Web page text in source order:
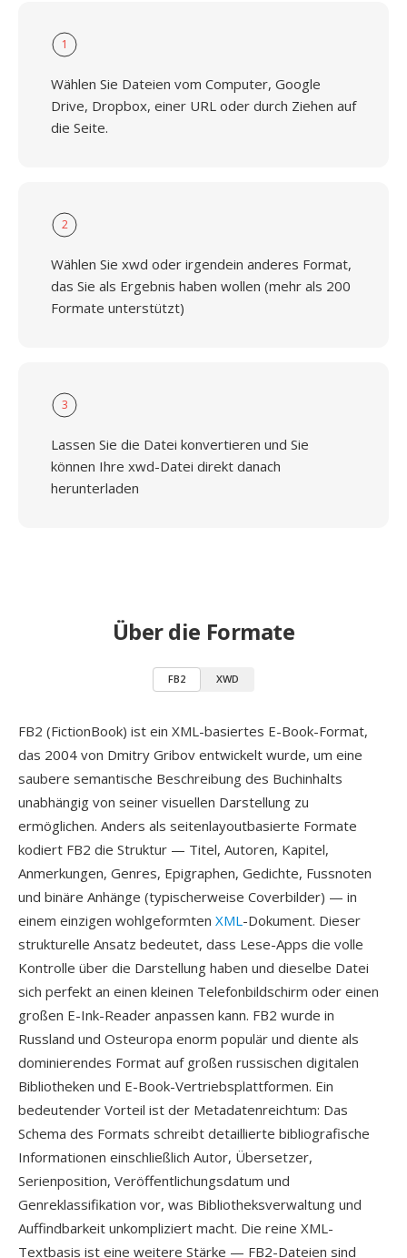
1
Wählen Sie Dateien vom Computer, Google
Drive, Dropbox, einer URL oder durch Ziehen auf
die Seite.
2
Wählen Sie xwd oder irgendein anderes Format,
das Sie als Ergebnis haben wollen (mehr als 200
Formate unterstützt)
3
Lassen Sie die Datei konvertieren und Sie
können Ihre xwd-Datei direkt danach
herunterladen
Über die Formate
FB2 XWD
FB2 (FictionBook) ist ein XML-basiertes E-Book-Format,
das 2004 von Dmitry Gribov entwickelt wurde, um eine
saubere semantische Beschreibung des Buchinhalts
unabhängig von seiner visuellen Darstellung zu
ermöglichen. Anders als seitenlayoutbasierte Formate
kodiert FB2 die Struktur — Titel, Autoren, Kapitel,
Anmerkungen, Genres, Epigraphen, Gedichte, Fussnoten
und binäre Anhänge (typischerweise Coverbilder) — in
einem einzigen wohlgeformten XML-Dokument. Dieser
strukturelle Ansatz bedeutet, dass Lese-Apps die volle
Kontrolle über die Darstellung haben und dieselbe Datei
sich perfekt an einen kleinen Telefonbildschirm oder einen
großen E-Ink-Reader anpassen kann. FB2 wurde in
Russland und Osteuropa enorm populär und diente als
dominierendes Format auf großen russischen digitalen
Bibliotheken und E-Book-Vertriebsplattformen. Ein
bedeutender Vorteil ist der Metadatenreichtum: Das
Schema des Formats schreibt detaillierte bibliografische
Informationen einschließlich Autor, Übersetzer,
Serienposition, Veröffentlichungsdatum und
Genreklassifikation vor, was Bibliotheksverwaltung und
Auffindbarkeit unkompliziert macht. Die reine XML-
Textbasis ist eine weitere Stärke — FB2-Dateien sind